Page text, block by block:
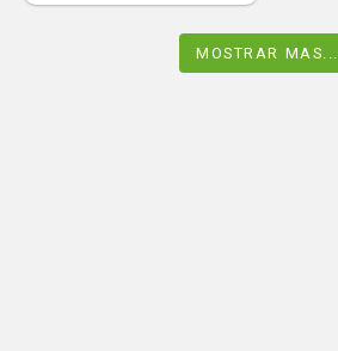
MOSTRAR MAS...